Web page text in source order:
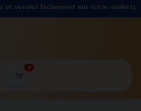
facilement sur notre marketplace.
0